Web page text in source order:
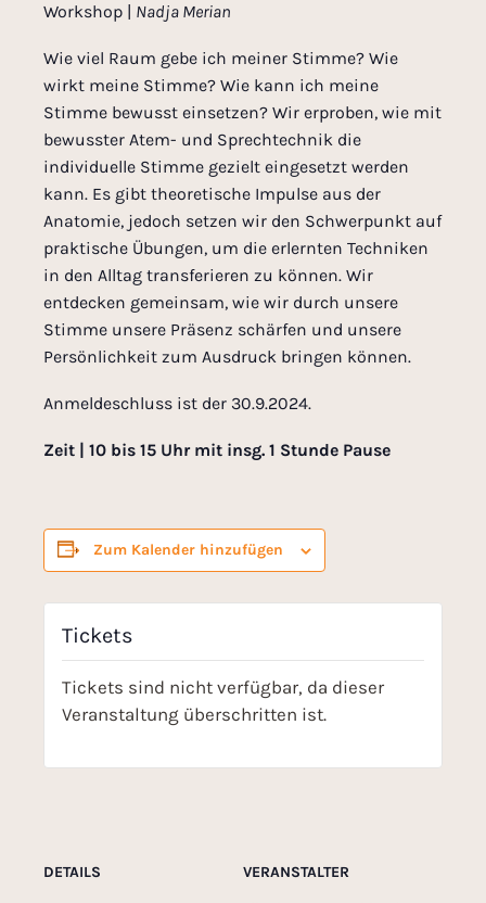
Workshop | Nadja Merian
Wie viel Raum gebe ich meiner Stimme? Wie
wirkt meine Stimme? Wie kann ich meine
Stimme bewusst einsetzen? Wir erproben, wie mit
bewusster Atem- und Sprechtechnik die
individuelle Stimme gezielt eingesetzt werden
kann. Es gibt theoretische Impulse aus der
Anatomie, jedoch setzen wir den Schwerpunkt auf
praktische Übungen, um die erlernten Techniken
in den Alltag transferieren zu können. Wir
entdecken gemeinsam, wie wir durch unsere
Stimme unsere Präsenz schärfen und unsere
Persönlichkeit zum Ausdruck bringen können.
Anmeldeschluss ist der 30.9.2024.
Zeit | 10 bis 15 Uhr mit insg. 1 Stunde Pause
Zum Kalender hinzufügen
DETAILS
VERANSTALTER
Tickets
Tickets sind nicht verfügbar, da dieser
Veranstaltung überschritten ist.